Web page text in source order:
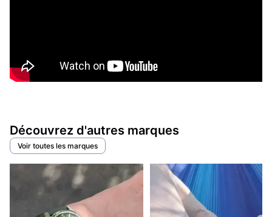
Découvrez d'autres marques
Voir toutes les marques